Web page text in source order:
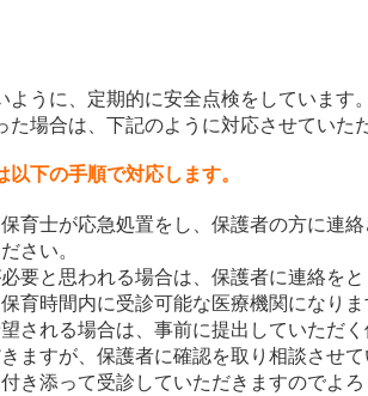
うに、定期的に安全点検をしています。
場合は、下記のように対応させていた
下の手順で対応します。
育士が応急処置をし、保護者の方に連
さい。
要と思われる場合は、保護者に連絡を
育時間内に受診可能な医療機関になりま
される場合は、事前に提出していただ
ますが、保護者に確認を取り相談させて
き添って受診していただきますのでよ